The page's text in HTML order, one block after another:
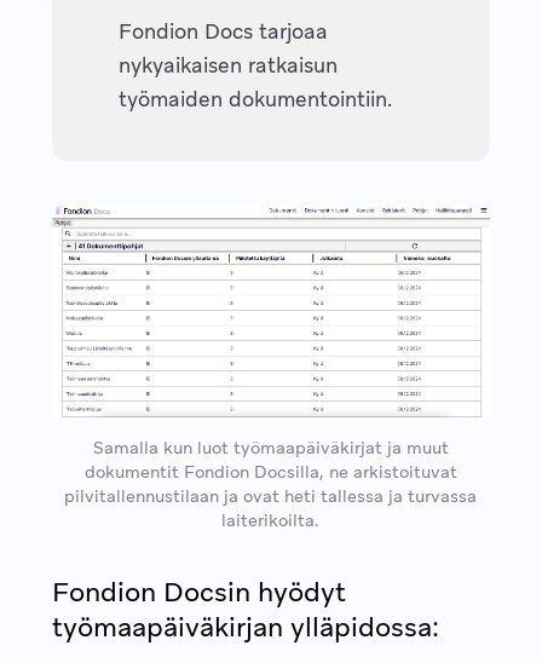
Fondion Docs tarjoaa
nykyaikaisen ratkaisun
työmaiden dokumentointiin.
Samalla kun luot työmaapäiväkirjat ja muut
dokumentit Fondion Docsilla, ne arkistoituvat
pilvitallennustilaan ja ovat heti tallessa ja turvassa
laiterikoilta.
Fondion Docsin hyödyt
työmaapäiväkirjan ylläpidossa: